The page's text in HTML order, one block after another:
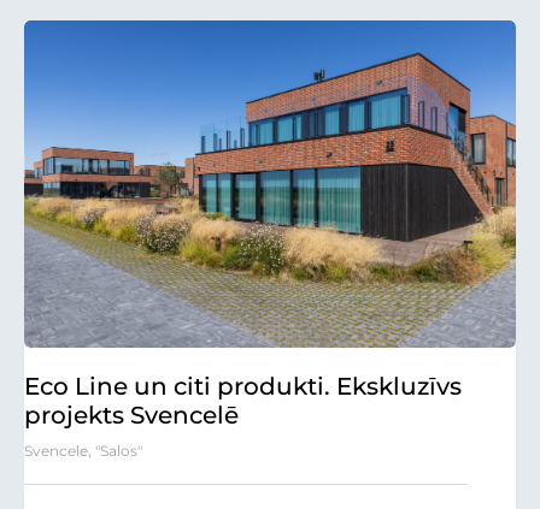
Eco Line un citi produkti. Ekskluzīvs
projekts Svencelē
Svencele, "Salos"